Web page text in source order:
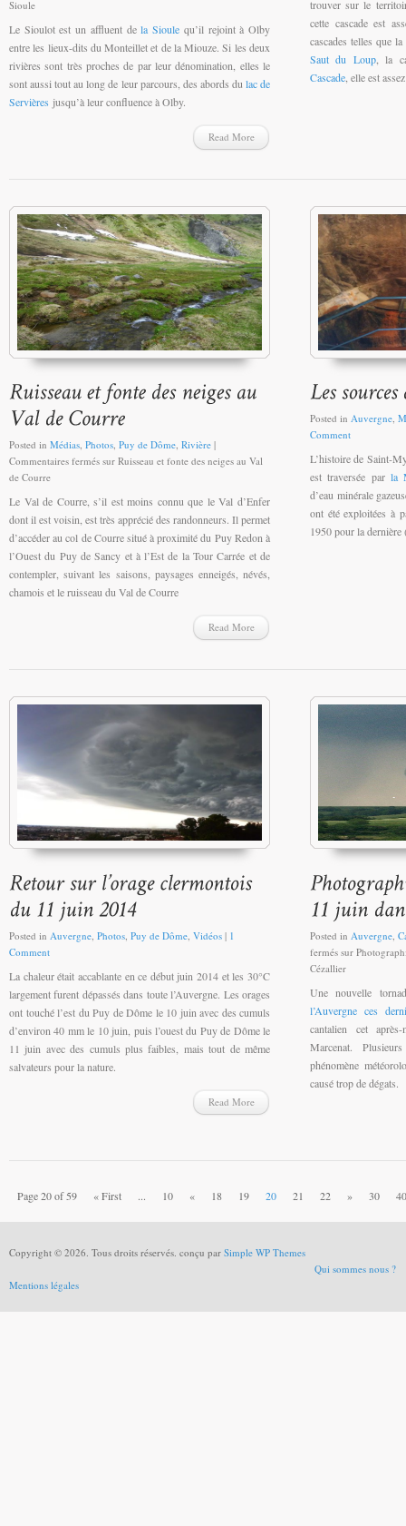
Sioule
Le Sioulot est un affluent dela Sioule qu’il rejoint à Olby
entre les lieux-dits du Monteillet et de la Miouze. Si les deux
rivières sont très proches de par leur dénomination, elles le
sont aussi tout au long de leur parcours, des abords du lac de
Servières jusqu’à leur confluence à Olby.
Read More
trouver sur le
cette cascade est
cascades telles que
Saut du Loup, la
Cascade , elle est
Posted in Médias, Photos, Puy de Dôme, Rivière |
Commentaires fermés sur Ruisseau et fonte des neiges au Val
de Courre
Le Val de Courre, s’il est moins connu que le Val d’Enfer
dont il est voisin, est très apprécié des randonneurs. Il permet
d’accéder au col de Courre situé à proximité du Puy Redon à
l’Ouest du Puy de Sancy et à l’Est de la Tour Carrée et de
contempler, suivant les saisons, paysages enneigés, névés,
chamois et le ruisseau du Val de Courre
Read More
Posted in Auvergne,
Comment
L’histoire de Saint-
est traversée par la
d’eau minérale
ont été exploitées à
1950 pour la
Posted in Auvergne Photos Puy de Dôme Vidéos | 1
Comment
La chaleur était accablante en ce début juin 2014 et les 30°C
largement furent dépassés dans toute l’Auvergne. Les orages
ont touché l’est du Puy de Dôme le 10 juin avec des cumuls
d’environ 40 mm le 10 juin, puis l’ouest du Puy de Dôme le
11 juin avec des cumuls plus faibles, mais tout de même
salvateurs pour la nature.
Read More
Posted in Auvergne
fermés sur
Cézallier
Une nouvelle
l’Auvergne ces
cantalien cet
Marcenat.
phénomène
causé trop de dégats.
Page 20 of 59 « First ... 10 « 18 19 20 21 22 » 30 40
Copyright © 2026. Tous droits réservés. conçu par Simple WP Themes
Qui sommes nous ?
Mentions légales